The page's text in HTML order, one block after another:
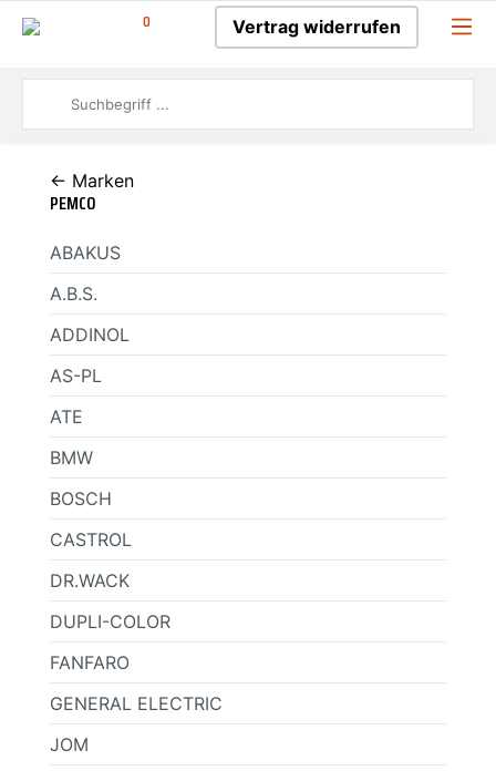
0 Vertrag widerrufen
← Marken
PEMCO
ABAKUS
A.B.S.
ADDINOL
AS-PL
ATE
BMW
BOSCH
CASTROL
DR.WACK
DUPLI-COLOR
FANFARO
GENERAL ELECTRIC
JOM